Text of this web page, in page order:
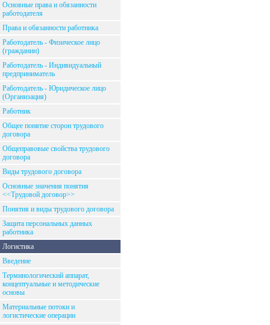
Основные права и обязанности
работодателя
Права и обязанности работника
Работодатель - Физическое лицо
(гражданин)
Работодатель - Индивидуальный
предприниматель
Работодатель - Юридическое лицо
(Организация)
Работник
Общее понятие сторон трудового
договора
Общеправовые свойства трудового
договора
Виды трудового договора
Основные значения понятия
<<Трудовой договор>>
Понятия и виды трудового договора
Защита персональных данных
работника
Логистика
Введение
Терминологический аппарат,
концептуальные и методические
основы
Материальные потоки и
логистические операции